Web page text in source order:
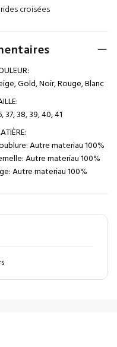
croisées
Gold, Noir, Rouge, Blanc
37, 38, 39, 40, 41
Autre materiau 100%
Autre materiau 100%
Autre materiau 100%